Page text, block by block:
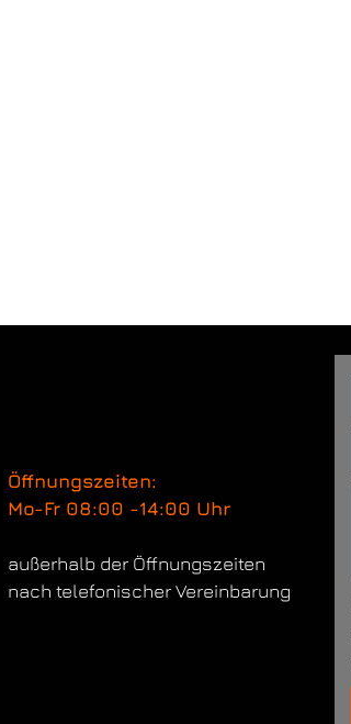
Öffnungszeiten:
Mo-Fr 08:00 -14:00 Uhr
außerhalb der Öffnungszeiten
nach telefonischer Vereinbarung